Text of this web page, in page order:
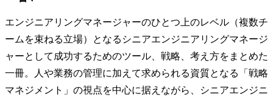
エンジニアリングマネージャーのひとつ上のレベル（複数チ
ームを束ねる立場）となるシニアエンジニアリングマネージ
ャーとして成功するためのツール、戦略、考え方をまとめた
一冊。人や業務の管理に加えて求められる資質となる「戦略
マネジメント」の視点を中心に据えながら、シニアエンジニ